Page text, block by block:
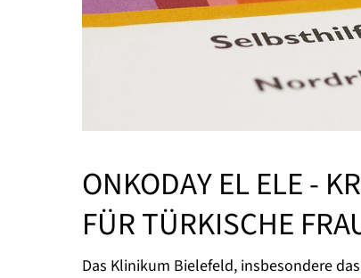
ONKODAY EL ELE -
FÜR TÜRKISCHE
Das Klinikum Bielefeld, insbesondere